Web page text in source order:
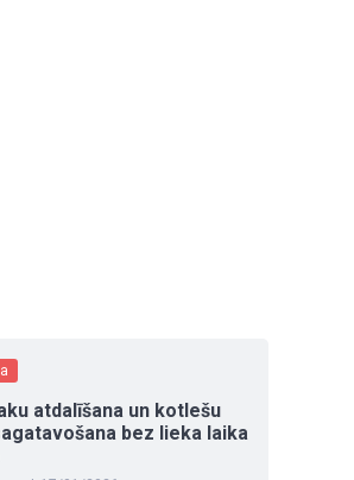
atdalīšana un kotlešu
bez lieka laika